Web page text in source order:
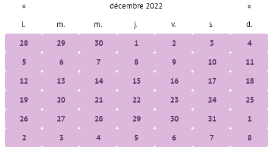
« décembre 2022 »
l. m. m. j. v. s. d.
28 29 30 1 2 3 4
5 6 7 8 9 10 11
12 13 14 15 16 17 18
19 20 21 22 23 24 25
26 27 28 29 30 31 1
2 3 4 5 6 7 8